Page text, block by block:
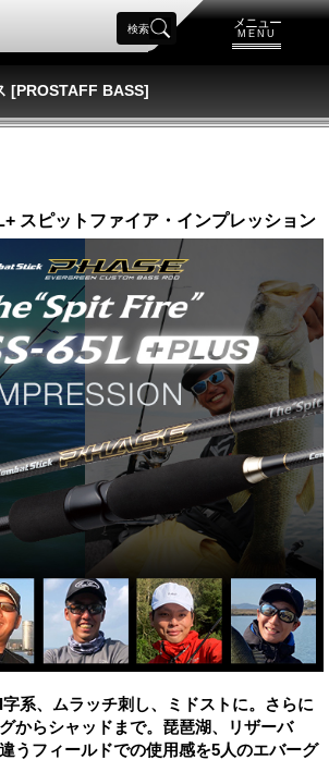
メニュー
MENU
検索
[PROSTAFF BASS]
スピットファイア・インプレッション
系、ムラッチ刺し、ミドストに。さらに
からシャッドまで。琵琶湖、リザーバ
うフィールドでの使用感を5人のエバーグ